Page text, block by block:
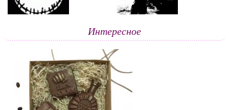
Интересное